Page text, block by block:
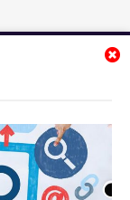
noticias
registrarte